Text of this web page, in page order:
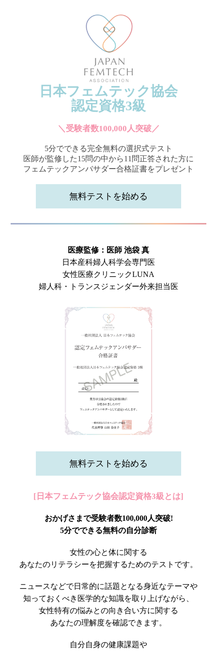
日本フェムテック協会
認定資格3級
＼受験者数100,000人突破／
5分でできる完全無料の選択式テスト
医師が監修した15問の中から11問正答された方に
フェムテックアンバサダー合格証書をプレゼント
無料テストを始める
医療監修：医師 池袋 真
日本産科婦人科学会専門医
女性医療クリニックLUNA
婦人科・トランスジェンダー外来担当医
無料テストを始める
[日本フェムテック協会認定資格3級とは]
おかげさまで受験者数100,000人突破!
5分でできる無料の自分診断
女性の心と体に関する
あなたのリテラシーを把握するためのテストです。
ニュースなどで日常的に話題となる身近なテーマや
知っておくべき医学的な知識を取り上げながら、
女性特有の悩みとの向き合い方に関する
あなたの理解度を確認できます。
自分自身の健康課題や